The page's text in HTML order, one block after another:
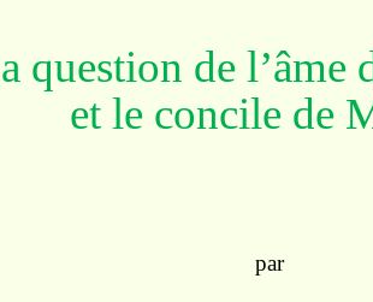
question de l’âme
et le concile de
par